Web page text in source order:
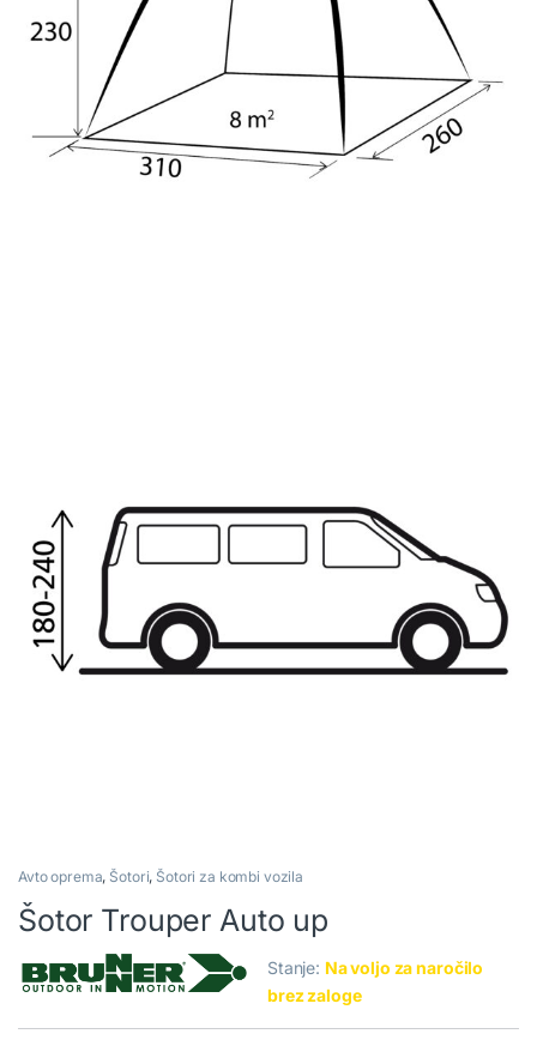
Avto oprema, Šotori, Šotori za kombi vozila
Šotor Trouper Auto up
Stanje: Na voljo za naročilo
brez zaloge